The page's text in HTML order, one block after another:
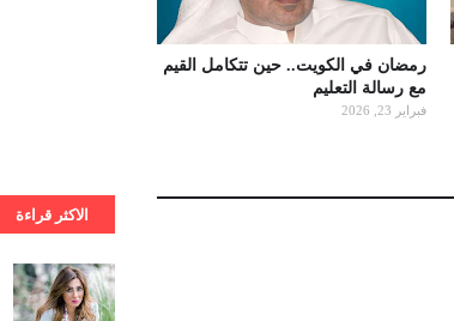
رمضان في الكويت.. حين تتكامل القيم
مع رسالة التعليم
فبراير 23, 2026
الاكثر قراءة